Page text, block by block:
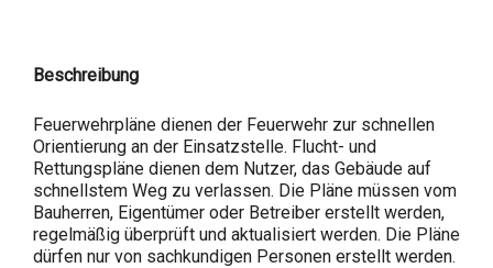
Beschreibung
Feuerwehrpläne dienen der Feuerwehr zur schnellen
Orientierung an der Einsatzstelle. Flucht- und
Rettungspläne dienen dem Nutzer, das Gebäude auf
schnellstem Weg zu verlassen. Die Pläne müssen vom
Bauherren, Eigentümer oder Betreiber erstellt werden,
regelmäßig überprüft und aktualisiert werden. Die Pläne
dürfen nur von sachkundigen Personen erstellt werden.